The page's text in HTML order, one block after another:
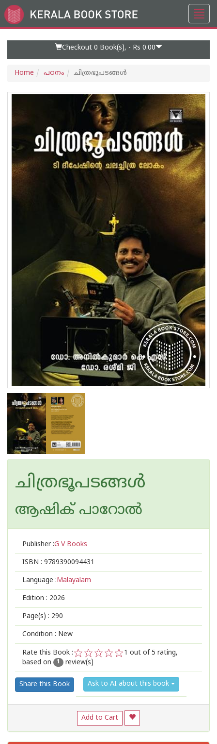
Go
to
Checkout 0 Book(s), - Rs 0.00
Home പഠനം ചിത്രഭൂപടങ്ങൾ
ചിത്രഭൂപടങ്ങൾ
ആഷിക് പാറോൽ
Publisher :G V Books
ISBN : 9789390094431
Language :Malayalam
Edition : 2026
Page(s) : 290
Condition : New
Rate this Book :
2
1
1 out of 5 rating,
based on
1 review(s)
Share this Book Ask to AI about this book
Add to Cart